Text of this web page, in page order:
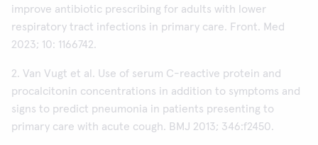
improve antibiotic prescribing for adults with lower
respiratory tract infections in primary care. Front. Med
2023; 10: 1166742.
2. Van Vugt et al. Use of serum C-reactive protein and
procalcitonin concentrations in addition to symptoms and
signs to predict pneumonia in patients presenting to
primary care with acute cough. BMJ 2013; 346:f2450.